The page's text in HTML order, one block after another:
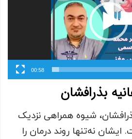
00:58
شیوه همراهی نزدیک
ایشان نه‌تنها روند درمان را